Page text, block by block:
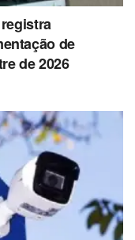
de
de 2026